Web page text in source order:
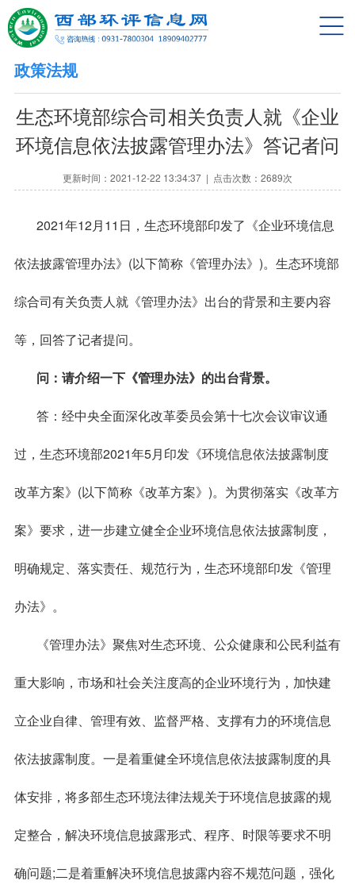
网站首页
信息公开
验收公示
政策法规
生态环境部综合司相关负责人就《企业
环境信息依法披露管理办法》答记者问
更新时间：2021-12-22 13:34:37 | 点击次数：2689次
2021年12月11日，生态环境部印发了《企业环境信息
依法披露管理办法》(以下简称《管理办法》)。生态环境部
综合司有关负责人就《管理办法》出台的背景和主要内容
等，回答了记者提问。
问：请介绍一下《管理办法》的出台背景。
答：经中央全面深化改革委员会第十七次会议审议通
过，生态环境部2021年5月印发《环境信息依法披露制度
改革方案》(以下简称《改革方案》)。为贯彻落实《改革方
案》要求，进一步建立健全企业环境信息依法披露制度，
明确规定、落实责任、规范行为，生态环境部印发《管理
办法》。
《管理办法》聚焦对生态环境、公众健康和公民利益有
重大影响，市场和社会关注度高的企业环境行为，加快建
立企业自律、管理有效、监督严格、支撑有力的环境信息
依法披露制度。一是着重健全环境信息依法披露制度的具
体安排，将多部生态环境法律法规关于环境信息披露的规
定整合，解决环境信息披露形式、程序、时限等要求不明
确问题;二是着重解决环境信息披露内容不规范问题，强化